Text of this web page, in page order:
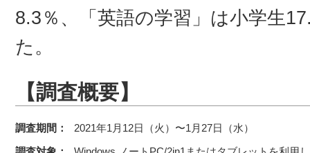
8.3％、「英語の学習」は小学生
た。
【調査概要】
調査期間：
2021年1月12日（火）〜1月27日（水）